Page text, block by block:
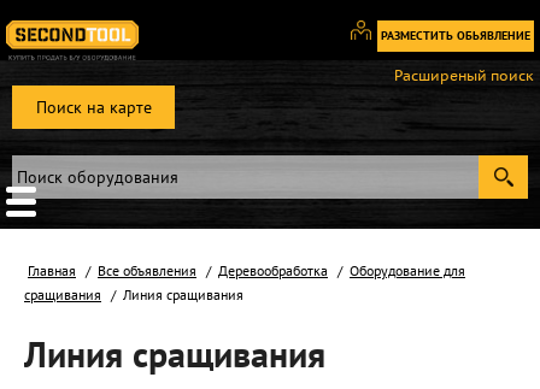
РАЗМЕСТИТЬ ОБЬЯВЛЕНИЕ
Вход
Регистрация
Поиск на карте
Расширеный поиск
Главная Все объявления Деревообработка
Оборудование для
сращивания
Линия сращивания
Линия сращивания